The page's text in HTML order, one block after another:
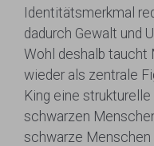
Identitätsmerkmal
dadurch Gewalt und
Wohl deshalb taucht
wieder als zentrale
King eine
schwarzen
schwarze